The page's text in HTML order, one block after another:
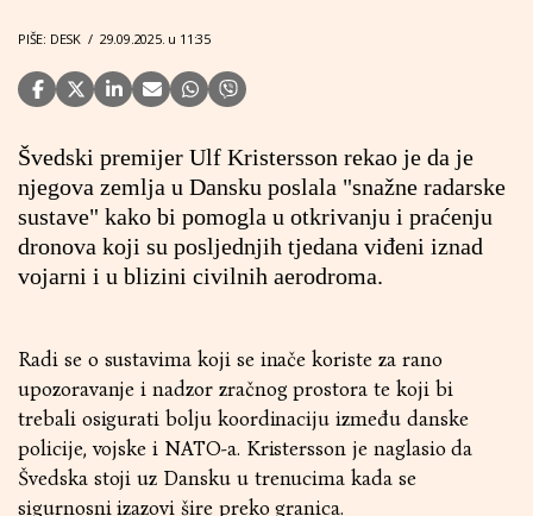
PIŠE: DESK / 29.09.2025. u 11:35
Švedski premijer Ulf Kristersson rekao je da je
njegova zemlja u Dansku poslala "snažne radarske
sustave" kako bi pomogla u otkrivanju i praćenju
dronova koji su posljednjih tjedana viđeni iznad
vojarni i u blizini civilnih aerodroma.
Radi se o sustavima koji se inače koriste za rano
upozoravanje i nadzor zračnog prostora te koji bi
trebali osigurati bolju koordinaciju između danske
policije, vojske i NATO-a. Kristersson je naglasio da
Švedska stoji uz Dansku u trenucima kada se
sigurnosni izazovi šire preko granica.